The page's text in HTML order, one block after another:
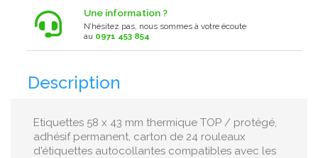
Une information ?
N’hésitez pas, nous sommes à votre écoute
au 0971 453 854
Description
Etiquettes 58 x 43 mm thermique TOP / protégé,
adhésif permanent, carton de 24 rouleaux
d'étiquettes autocollantes compatibles avec les